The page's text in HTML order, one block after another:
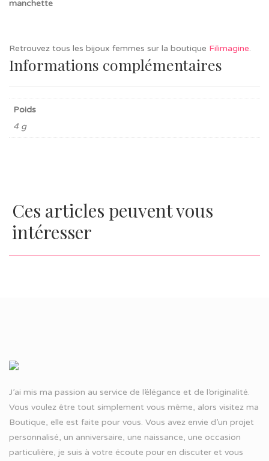
Retrouvez tous les bijoux femmes sur la boutique Filimagine.
Informations complémentaires
Poids
4 g
Ces articles peuvent vous
intéresser
J’ai mis ma passion au service de l’élégance et de l’originalité.
Vous voulez être tout simplement vous même, alors visitez ma
Boutique, elle est faite pour vous. Vous avez envie d’un projet
personnalisé, un anniversaire, une naissance, une occasion
particulière, je suis à votre écoute pour en discuter et vous